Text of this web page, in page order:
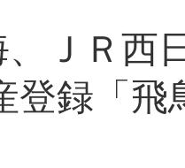
ＪＲ西
登録「